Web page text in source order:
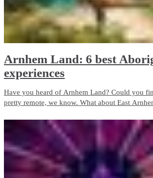
Arnhem Land: 6 best
experiences
Have you heard of Arnhem Land? Could you
pretty remote, we know. What about East
little-known secret treasures of the Territory. We
get there. But it’s worth the effort, trust us.